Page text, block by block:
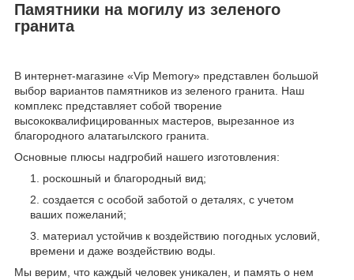
Памятники на могилу из зеленого
гранита
В интернет-магазине «Vip Memory» представлен большой
выбор вариантов памятников из зеленого гранита. Наш
комплекс представляет собой творение
высококвалифицированных мастеров, вырезанное из
благородного алатагылского гранита.
Основные плюсы надгробий нашего изготовления:
роскошный и благородный вид;
создается с особой заботой о деталях, с учетом
ваших пожеланий;
материал устойчив к воздействию погодных условий,
времени и даже воздействию воды.
Мы верим, что каждый человек уникален, и память о нем